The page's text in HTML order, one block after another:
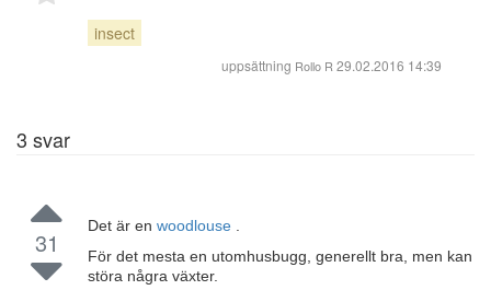
insect
uppsättning Rollo R29.02.2016 14:39
3 svar
31
Det är en woodlouse .
För det mesta en utomhusbugg, generellt bra, men kan
störa några växter.